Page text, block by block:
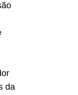
da